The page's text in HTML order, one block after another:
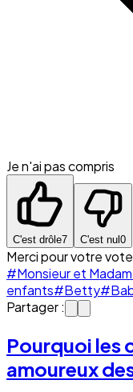
Je n'ai pas compris
C'est drôle7 C'est nul 0
Merci pour votre
#Monsieur et
enfants#Betty
Partager :
Pourquoi les
amoureux